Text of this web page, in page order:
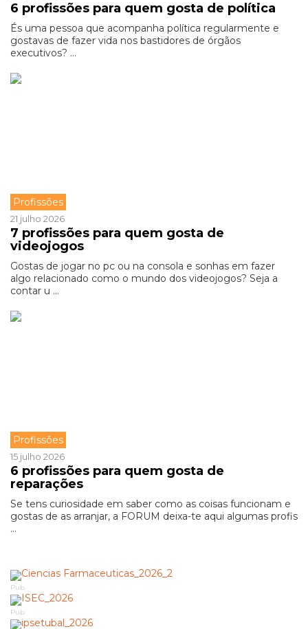
6 profissões para quem gosta de política
És uma pessoa que acompanha política regularmente e
gostavas de fazer vida nos bastidores de órgãos
executivos? ...
Profissões
21 julho 2026
7 profissões para quem gosta de
videojogos
Gostas de jogar no pc ou na consola e sonhas em fazer
algo relacionado como o mundo dos videojogos? Seja a
contar u ...
Profissões
15 julho 2026
6 profissões para quem gosta de
reparações
Se tens curiosidade em saber como as coisas funcionam e
gostas de as arranjar, a FORUM deixa-te aqui algumas profis
...
Pub
Pub